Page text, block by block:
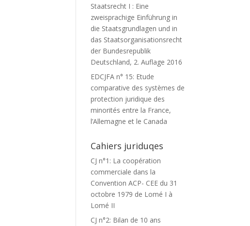
Staatsrecht I : Eine
zweisprachige Einführung in
die Staatsgrundlagen und in
das Staatsorganisationsrecht
der Bundesrepublik
Deutschland, 2. Auflage 2016
EDCJFA n° 15: Etude
comparative des systèmes de
protection juridique des
minorités entre la France,
l’Allemagne et le Canada
Cahiers juriduqes
CJ n°1: La coopération
commerciale dans la
Convention ACP- CEE du 31
octobre 1979 de Lomé I à
Lomé II
CJ n°2: Bilan de 10 ans